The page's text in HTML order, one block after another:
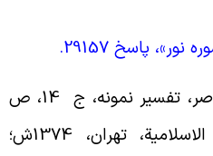
.
ر. ک: مکارم شیرازی، ناصر، تفسیر نمونه، ج 14، ص
353- 355، دار الکتب الاسلامیة، تهران، 1374ش؛